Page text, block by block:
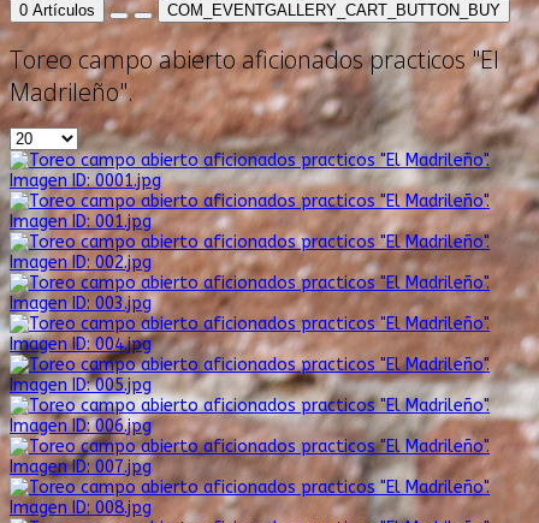
0 Artículos COM_EVENTGALLERY_CART_BUTTON_BUY
Toreo campo abierto aficionados practicos "El
Madrileño".
Imagen ID: 0001.jpg
Imagen ID: 001.jpg
Imagen ID: 002.jpg
Imagen ID: 003.jpg
Imagen ID: 004.jpg
Imagen ID: 005.jpg
Imagen ID: 006.jpg
Imagen ID: 007.jpg
Imagen ID: 008.jpg